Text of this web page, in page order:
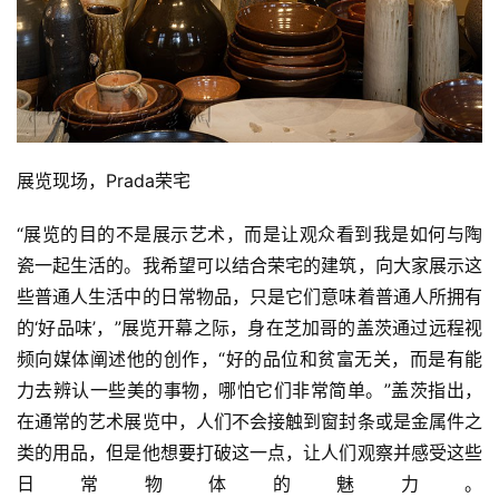
展览现场，Prada荣宅
“展览的目的不是展示艺术，而是让观众看到我是如何与陶
瓷一起生活的。我希望可以结合荣宅的建筑，向大家展示这
些普通人生活中的日常物品，只是它们意味着普通人所拥有
的‘好品味’，”展览开幕之际，身在芝加哥的盖茨通过远程视
频向媒体阐述他的创作，“好的品位和贫富无关，而是有能
力去辨认一些美的事物，哪怕它们非常简单。”盖茨指出，
在通常的艺术展览中，人们不会接触到窗封条或是金属件之
类的用品，但是他想要打破这一点，让人们观察并感受这些
日常物体的魅力。